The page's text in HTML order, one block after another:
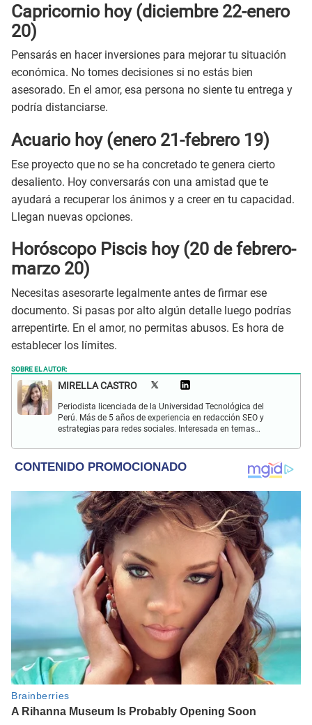
Capricornio hoy (diciembre 22-enero
20)
Pensarás en hacer inversiones para mejorar tu situación
económica. No tomes decisiones si no estás bien
asesorado. En el amor, esa persona no siente tu entrega y
podría distanciarse.
Acuario hoy (enero 21-febrero 19)
Ese proyecto que no se ha concretado te genera cierto
desaliento. Hoy conversarás con una amistad que te
ayudará a recuperar los ánimos y a creer en tu capacidad.
Llegan nuevas opciones.
Horóscopo Piscis hoy (20 de febrero-
marzo 20)
Necesitas asesorarte legalmente antes de firmar ese
documento. Si pasas por alto algún detalle luego podrías
arrepentirte. En el amor, no permitas abusos. Es hora de
establecer los límites.
SOBRE EL AUTOR:
MIRELLA CASTRO
Periodista licenciada de la Universidad Tecnológica del
Perú. Más de 5 años de experiencia en redacción SEO y
estrategias para redes sociales. Interesada en temas
música.